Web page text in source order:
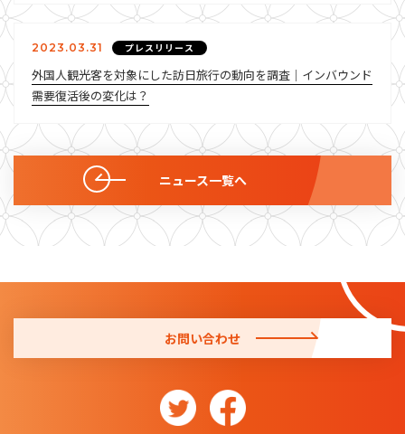
2023.03.31 プレスリリース
外国人観光客を対象にした訪日旅行の動向を調査｜インバウンド
需要復活後の変化は？
ニュース一覧へ
お問い合わせ